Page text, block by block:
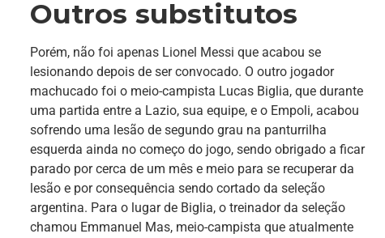
Outros substitutos
Porém, não foi apenas Lionel Messi que acabou se
lesionando depois de ser convocado. O outro jogador
machucado foi o meio-campista Lucas Biglia, que durante
uma partida entre a Lazio, sua equipe, e o Empoli, acabou
sofrendo uma lesão de segundo grau na panturrilha
esquerda ainda no começo do jogo, sendo obrigado a ficar
parado por cerca de um mês e meio para se recuperar da
lesão e por consequência sendo cortado da seleção
argentina. Para o lugar de Biglia, o treinador da seleção
chamou Emmanuel Mas, meio-campista que atualmente